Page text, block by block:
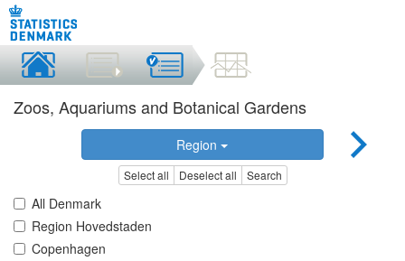
Zoos, Aquariums and Botanical Gardens
Region
Select all Deselect all Search
All Denmark
Region Hovedstaden
Copenhagen